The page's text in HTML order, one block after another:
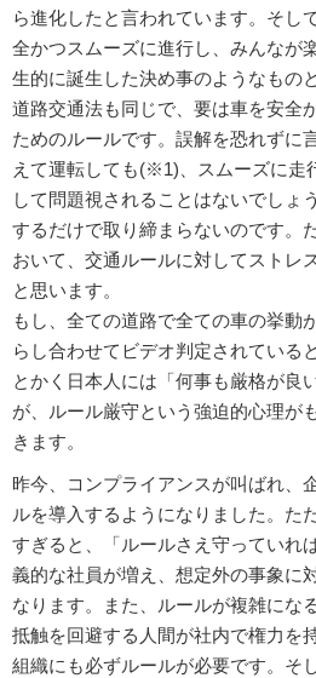
ら進化したと言われています。そし
全かつスムーズに進行し、みんなが
生的に誕生した決め事のようなもの
道路交通法も同じで、要は車を安全
ためのルールです。誤解を恐れずに
えて運転しても(※1)、スムーズに走
して問題視されることはないでしょ
するだけで取り締まらないのです。
おいて、交通ルールに対してストレ
と思います。
もし、全ての道路で全ての車の挙動
らし合わせてビデオ判定されている
とかく日本人には「何事も厳格が良
が、ルール厳守という強迫的心理が
きます。
昨今、コンプライアンスが叫ばれ、
ルを導入するようになりました。た
すぎると、「ルールさえ守っていれ
義的な社員が増え、想定外の事象に
なります。また、ルールが複雑にな
抵触を回避する人間が社内で権力を
組織にも必ずルールが必要です。そ